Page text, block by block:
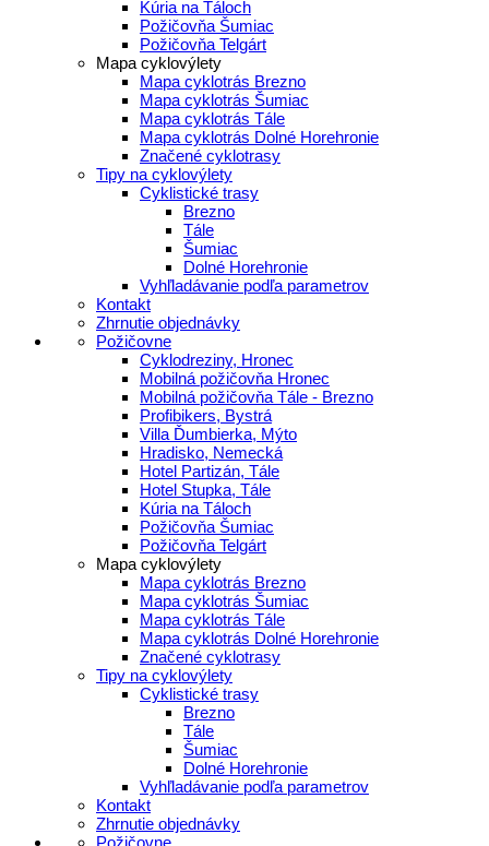
Kúria na Táloch
Požičovňa Šumiac
Požičovňa Telgárt
Mapa cyklovýlety
Mapa cyklotrás Brezno
Mapa cyklotrás Šumiac
Mapa cyklotrás Tále
Mapa cyklotrás Dolné Horehronie
Značené cyklotrasy
Tipy na cyklovýlety
Cyklistické trasy
Brezno
Tále
Šumiac
Dolné Horehronie
Vyhľladávanie podľa parametrov
Kontakt
Zhrnutie objednávky
Požičovne
Cyklodreziny, Hronec
Mobilná požičovňa Hronec
Mobilná požičovňa Tále - Brezno
Profibikers, Bystrá
Villa Ďumbierka, Mýto
Hradisko, Nemecká
Hotel Partizán, Tále
Hotel Stupka, Tále
Kúria na Táloch
Požičovňa Šumiac
Požičovňa Telgárt
Mapa cyklovýlety
Mapa cyklotrás Brezno
Mapa cyklotrás Šumiac
Mapa cyklotrás Tále
Mapa cyklotrás Dolné Horehronie
Značené cyklotrasy
Tipy na cyklovýlety
Cyklistické trasy
Brezno
Tále
Šumiac
Dolné Horehronie
Vyhľladávanie podľa parametrov
Kontakt
Zhrnutie objednávky
Požičovne